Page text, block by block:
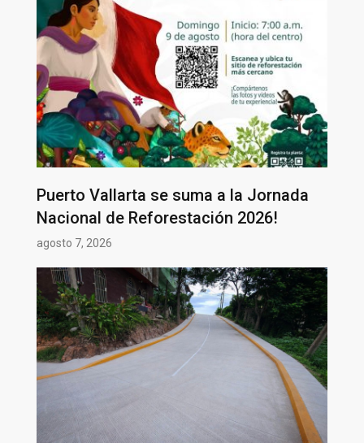
Puerto Vallarta se suma a la Jornada
Nacional de Reforestación 2026!
agosto 7, 2026